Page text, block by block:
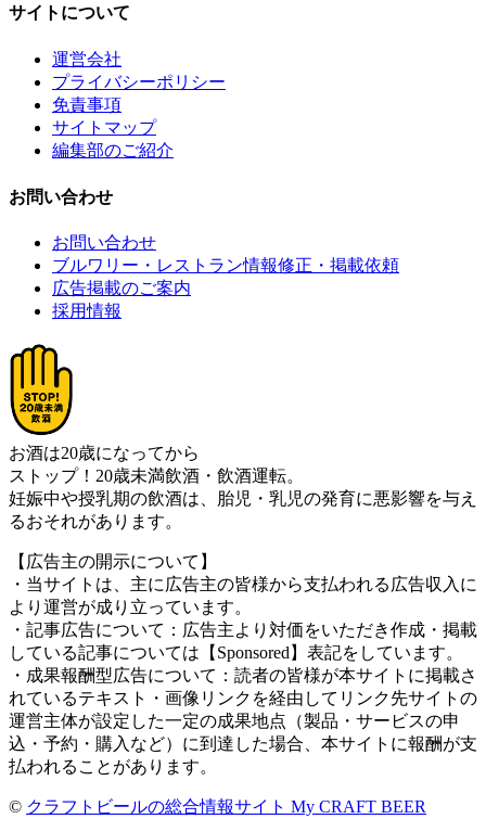
サイトについて
運営会社
プライバシーポリシー
免責事項
サイトマップ
編集部のご紹介
お問い合わせ
お問い合わせ
ブルワリー・レストラン情報修正・掲載依頼
広告掲載のご案内
採用情報
お酒は20歳になってから
ストップ！20歳未満飲酒・飲酒運転。
妊娠中や授乳期の飲酒は、胎児・乳児の発育に悪影響を与え
るおそれがあります。
【広告主の開示について】
・当サイトは、主に広告主の皆様から支払われる広告収入に
より運営が成り立っています。
・記事広告について：広告主より対価をいただき作成・掲載
している記事については【Sponsored】表記をしています。
・成果報酬型広告について：読者の皆様が本サイトに掲載さ
れているテキスト・画像リンクを経由してリンク先サイトの
運営主体が設定した一定の成果地点（製品・サービスの申
込・予約・購入など）に到達した場合、本サイトに報酬が支
払われることがあります。
© クラフトビールの総合情報サイト My CRAFT BEER